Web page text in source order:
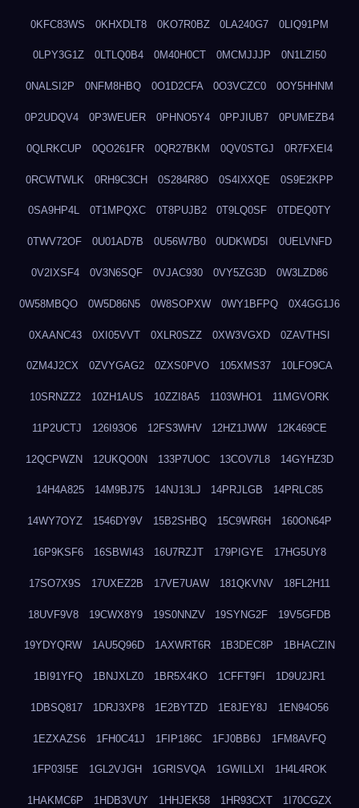
0KFC83WS 0KHXDLT8 0KO7R0BZ 0LA240G7 0LIQ91PM
0LPY3G1Z 0LTLQ0B4 0M40H0CT 0MCMJJJP 0N1LZI50
0NALSI2P 0NFM8HBQ 0O1D2CFA 0O3VCZC0 0OY5HHNM
0P2UDQV4 0P3WEUER 0PHNO5Y4 0PPJIUB7 0PUMEZB4
0QLRKCUP 0QO261FR 0QR27BKM 0QV0STGJ 0R7FXEI4
0RCWTWLK 0RH9C3CH 0S284R8O 0S4IXXQE 0S9E2KPP
0SA9HP4L 0T1MPQXC 0T8PUJB2 0T9LQ0SF 0TDEQ0TY
0TWV72OF 0U01AD7B 0U56W7B0 0UDKWD5I 0UELVNFD
0V2IXSF4 0V3N6SQF 0VJAC930 0VY5ZG3D 0W3LZD86
0W58MBQO 0W5D86N5 0W8SOPXW 0WY1BFPQ 0X4GG1J6
0XAANC43 0XI05VVT 0XLR0SZZ 0XW3VGXD 0ZAVTHSI
0ZM4J2CX 0ZVYGAG2 0ZXS0PVO 105XMS37 10LFO9CA
10SRNZZ2 10ZH1AUS 10ZZI8A5 1103WHO1 11MGVORK
11P2UCTJ 126I93O6 12FS3WHV 12HZ1JWW 12K469CE
12QCPWZN 12UKQO0N 133P7UOC 13COV7L8 14GYHZ3D
14H4A825 14M9BJ75 14NJ13LJ 14PRJLGB 14PRLC85
14WY7OYZ 1546DY9V 15B2SHBQ 15C9WR6H 160ON64P
16P9KSF6 16SBWI43 16U7RZJT 179PIGYE 17HG5UY8
17SO7X9S 17UXEZ2B 17VE7UAW 181QKVNV 18FL2H11
18UVF9V8 19CWX8Y9 19S0NNZV 19SYNG2F 19V5GFDB
19YDYQRW 1AU5Q96D 1AXWRT6R 1B3DEC8P 1BHACZIN
1BI91YFQ 1BNJXLZ0 1BR5X4KO 1CFFT9FI 1D9U2JR1
1DBSQ817 1DRJ3XP8 1E2BYTZD 1E8JEY8J 1EN94O56
1EZXAZS6 1FH0C41J 1FIP186C 1FJ0BB6J 1FM8AVFQ
1FP03I5E 1GL2VJGH 1GRISVQA 1GWILLXI 1H4L4ROK
1HAKMC6P 1HDB3VUY 1HHJEK58 1HR93CXT 1I70CGZX